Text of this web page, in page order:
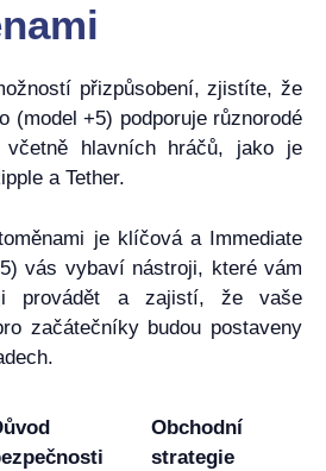
přizpůsobení, zjistíte, že
(model +5) podporuje různorodé
včetně hlavních hráčů, jako je
a Tether.
je klíčová a Immediate
vás vybaví nástroji, které vám
provádět a zajistí, že vaše
začátečníky budou postaveny
Obchodní
strategie